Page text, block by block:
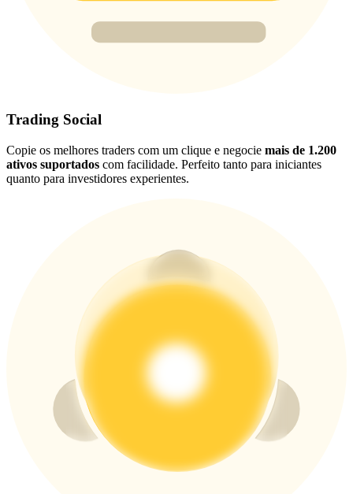
Trade Gold & Silver · 33,333 USDT Bonus
USDT Flexible Staking | Daily Rewards
BTC New User Exclusive: 6.5% APR
Mais eventos
Ganhe prêmios e recompensas exclusivas
Centro de recompensas
Trading Social
Copie os melhores traders com um clique e negocie mais de 1.200
ativos suportados com facilidade. Perfeito tanto para iniciantes
quanto para investidores experientes.